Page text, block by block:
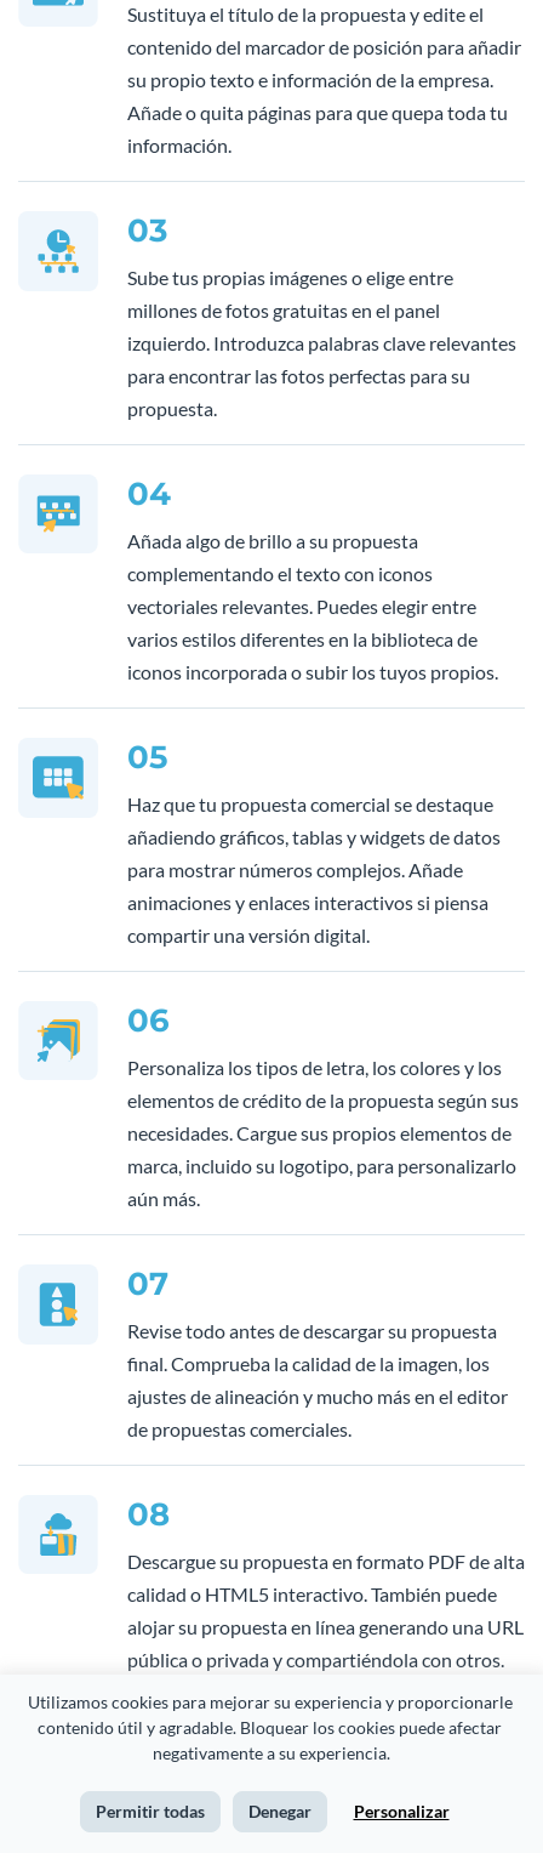
Utilizamos cookies para mejorar su experiencia y proporcionarle
contenido útil y agradable. Bloquear los cookies puede afectar
negativamente a su experiencia.
Permitir todas Denegar Personalizar
Sustituya el título de la propuesta y edite el
contenido del marcador de posición para añadir
su propio texto e información de la empresa.
Añade o quita páginas para que quepa toda tu
información.
03
Sube tus propias imágenes o elige entre
millones de fotos gratuitas en el panel
izquierdo. Introduzca palabras clave relevantes
para encontrar las fotos perfectas para su
propuesta.
04
Añada algo de brillo a su propuesta
complementando el texto con iconos
vectoriales relevantes. Puedes elegir entre
varios estilos diferentes en la biblioteca de
iconos incorporada o subir los tuyos propios.
05
Haz que tu propuesta comercial se destaque
añadiendo gráficos, tablas y widgets de datos
para mostrar números complejos. Añade
animaciones y enlaces interactivos si piensa
compartir una versión digital.
06
Personaliza los tipos de letra, los colores y los
elementos de crédito de la propuesta según sus
necesidades. Cargue sus propios elementos de
marca, incluido su logotipo, para personalizarlo
aún más.
07
Revise todo antes de descargar su propuesta
final. Comprueba la calidad de la imagen, los
ajustes de alineación y mucho más en el editor
de propuestas comerciales.
08
Descargue su propuesta en formato PDF de alta
calidad o HTML5 interactivo. También puede
alojar su propuesta en línea generando una URL
pública o privada y compartiéndola con otros.
Preguntas Frecuentes